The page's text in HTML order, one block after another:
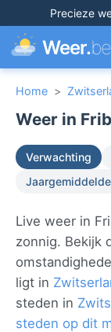
Precieze
Weer.
Home >
Weer in
Verwachting
Live weer in
zonnig. Bekijk
ligt in
steden in
steden op dit